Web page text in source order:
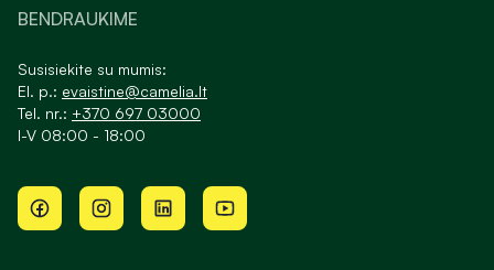
BENDRAUKIME
Susisiekite su mumis:
El. p.: evaistine@camelia.lt
Tel. nr.: +370 697 03000
I-V 08:00 - 18:00